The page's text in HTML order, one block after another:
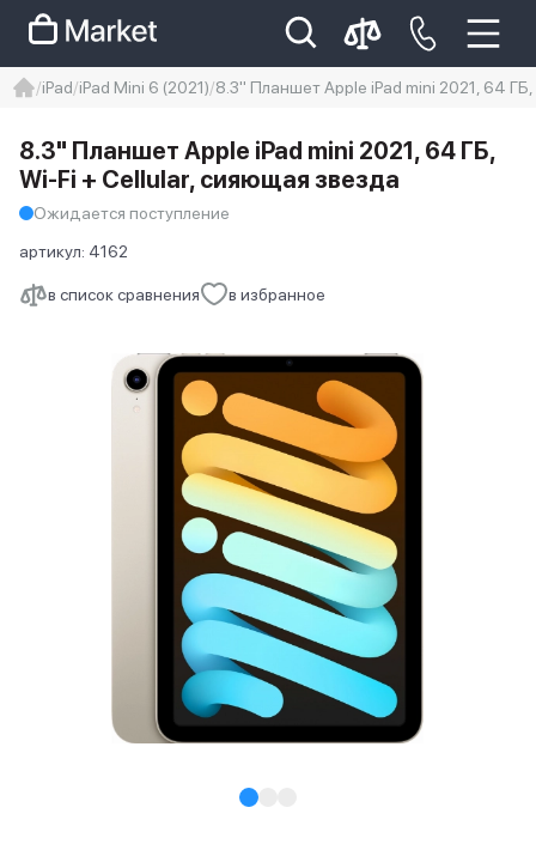
Iphone 14 pro max
айфон 14
iPad iPad Mini 6 (2021) 8.3" Планшет Apple iPad mini 2021, 64
в список сравнения в избранное
8.3" Планшет Apple iPad mini 2021, 64 ГБ,
Wi-Fi + Cellular, сияющая звезда
Ожидается поступление
артикул: 4162